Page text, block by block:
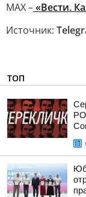
MAX –«Вести.
Источник:
ТОП